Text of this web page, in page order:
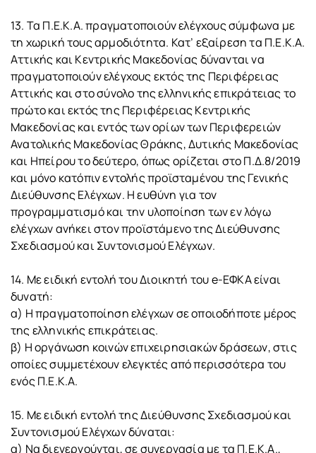
13. Τα Π.Ε.Κ.Α. πραγματοποιούν ελέγχους σύμφωνα με
τη χωρική τους αρμοδιότητα. Κατ’ εξαίρεση τα Π.Ε.Κ.Α.
Αττικής και Κεντρικής Μακεδονίας δύνανται να
πραγματοποιούν ελέγχους εκτός της Περιφέρειας
Αττικής και στο σύνολο της ελληνικής επικράτειας το
πρώτο και εκτός της Περιφέρειας Κεντρικής
Μακεδονίας και εντός των ορίων των Περιφερειών
Ανατολικής Μακεδονίας Θράκης, Δυτικής Μακεδονίας
και Ηπείρου το δεύτερο, όπως ορίζεται στο Π.Δ.8/2019
και μόνο κατόπιν εντολής προϊσταμένου της Γενικής
Διεύθυνσης Ελέγχων. Η ευθύνη για τον
προγραμματισμό και την υλοποίηση των εν λόγω
ελέγχων ανήκει στον προϊστάμενο της Διεύθυνσης
Σχεδιασμού και Συντονισμού Ελέγχων.
14. Με ειδική εντολή του Διοικητή του e-ΕΦΚΑ είναι
δυνατή:
α) Η πραγματοποίηση ελέγχων σε οποιοδήποτε μέρος
της ελληνικής επικράτειας.
β) Η οργάνωση κοινών επιχειρησιακών δράσεων, στις
οποίες συμμετέχουν ελεγκτές από περισσότερα του
ενός Π.Ε.Κ.Α.
15. Με ειδική εντολή της Διεύθυνσης Σχεδιασμού και
Συντονισμού Ελέγχων δύναται:
α) Να διενεργούνται, σε συνεργασία με τα Π.Ε.Κ.Α.,